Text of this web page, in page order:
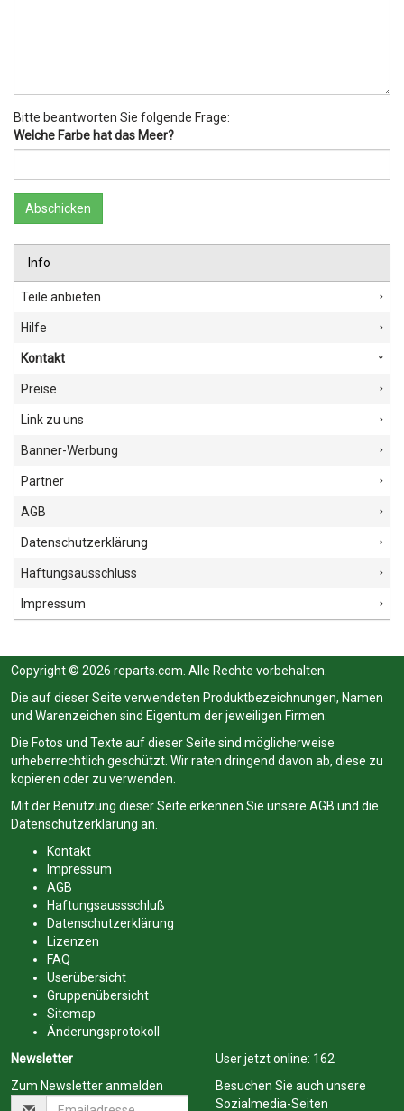
Bitte beantworten Sie folgende Frage:
Welche Farbe hat das Meer?
Info
Teile anbieten
Hilfe
Kontakt
Preise
Link zu uns
Banner-Werbung
Partner
AGB
Datenschutzerklärung
Haftungsausschluss
Impressum
Copyright © 2026 reparts.com. Alle Rechte vorbehalten.
Die auf dieser Seite verwendeten Produktbezeichnungen, Namen
und Warenzeichen sind Eigentum der jeweiligen Firmen.
Die Fotos und Texte auf dieser Seite sind möglicherweise
urheberrechtlich geschützt. Wir raten dringend davon ab, diese zu
kopieren oder zu verwenden.
Mit der Benutzung dieser Seite erkennen Sie unsere AGB und die
Datenschutzerklärung an.
Kontakt
Impressum
AGB
Haftungsaussschluß
Datenschutzerklärung
Lizenzen
FAQ
Userübersicht
Gruppenübersicht
Sitemap
Änderungsprotokoll
Newsletter
Zum Newsletter anmelden
User jetzt online: 162
Besuchen Sie auch unsere
Sozialmedia-Seiten